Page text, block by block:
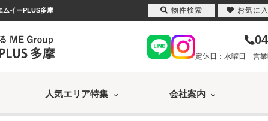
イーPLUS多摩
定休日：水曜日 営
人気エリア特集 会社案内
物件検索 お気に